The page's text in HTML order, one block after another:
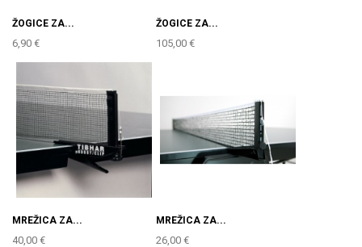
ŽOGICE ZA...
6,90 €
ŽOGICE ZA...
105,00 €
MREŽICA ZA...
40,00 €
MREŽICA ZA...
26,00 €